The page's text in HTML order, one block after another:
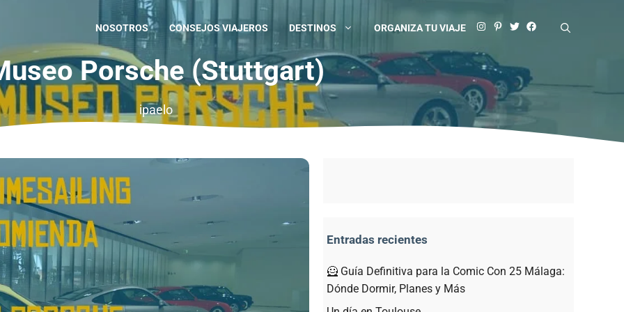
NOSOTROS CONSEJOS VIAJEROS DESTINOS ORGANIZA TU VIAJE
Porsche (Stuttgart)
ipaelo
Entradas recientes
🦸 Guía Definitiva para la Comic Con 25 Málaga:
Dónde Dormir, Planes y Más